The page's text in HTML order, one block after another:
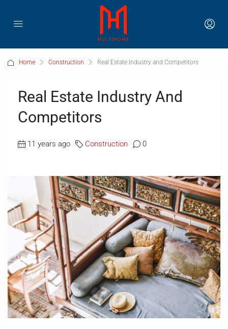
Home Construction Real Estate Industry and Competitors
Real Estate Industry And
Competitors
11 years ago Construction 0